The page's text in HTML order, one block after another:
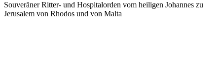
Souveräner Ritter- und Hospitalorden vom heiligen Johannes zu
Jerusalem von Rhodos und von Malta